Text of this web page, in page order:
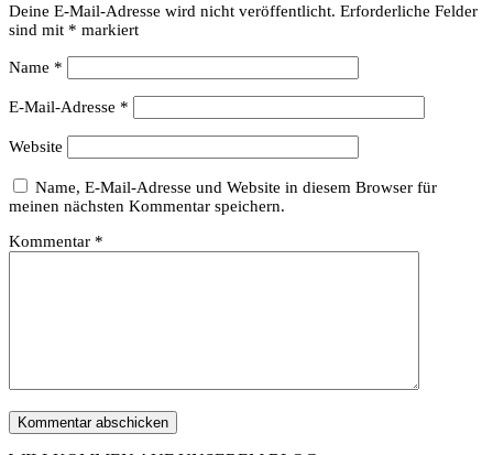
Deine E-Mail-Adresse wird nicht veröffentlicht. Erforderliche Felder
sind mit * markiert
Name *
E-Mail-Adresse *
Website
Name, E-Mail-Adresse und Website in diesem Browser für
meinen nächsten Kommentar speichern.
Kommentar *